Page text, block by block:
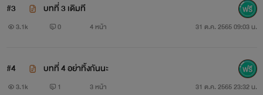
#3 บทที่ 3 เดิมที
3.1k 0 4 หน้า 31 ต.ค. 2565 09:03 น.
#4 บทที่ 4 อย่าทิ้งกันนะ
3.1k 1 3 หน้า 31 ต.ค. 2565 23:32 น.